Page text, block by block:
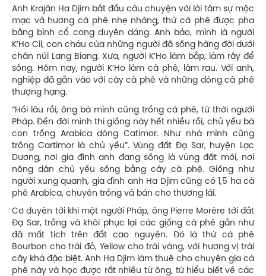
Anh Krajăn Ha Djim bắt đầu câu chuyện với lời tâm sự mộc
mạc và hương cà phê nhẹ nhàng, thứ cà phê được pha
bằng bình cổ cong duyên dáng. Anh bảo, mình là người
K’Ho Cil, con cháu của những người đã sống hàng đời dưới
chân núi Lang Biang. Xưa, người K’Ho làm bắp, làm rẫy để
sống. Hôm nay, người K’Ho làm cà phê, làm rau. Với anh,
nghiệp đã gắn vào với cây cà phê và những dòng cà phê
thượng hạng.
“Hồi lâu rồi, ông bà mình cũng trồng cà phê, từ thời người
Pháp. Đến đời mình thì giống này hết nhiều rồi, chủ yếu bà
con trồng Arabica dòng Catimor. Như nhà mình cũng
trồng Cartimor là chủ yếu”. Vùng đất Đạ Sar, huyện Lạc
Dương, nơi gia đình anh đang sống là vùng đất mới, nơi
nông dân chủ yếu sống bằng cây cà phê. Giống như
người xung quanh, gia đình anh Ha Djim cũng có 1,5 ha cà
phê Arabica, chuyên trồng và bán cho thương lái.
Cơ duyên tới khi một người Pháp, ông Pierre Morère tới đất
Đạ Sar, trồng và khôi phục lại các giống cà phê gần như
đã mất tích trên đất cao nguyên. Đó là thứ cà phê
Bourbon cho trái đỏ, Yellow cho trái vàng, với hương vị trái
cây khá đặc biệt. Anh Ha Djim làm thuê cho chuyên gia cà
phê này và học được rất nhiều từ ông, từ hiểu biết về các